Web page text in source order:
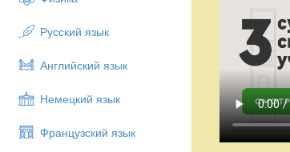
Русский язык
Английский язык
Немецкий язык
Французский язык